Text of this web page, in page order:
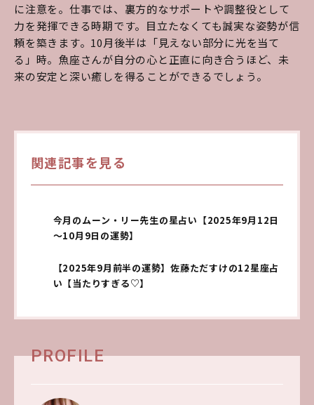
に注意を。仕事では、裏方的なサポートや調整役として
力を発揮できる時期です。目立たなくても誠実な姿勢が信
頼を築きます。10月後半は「見えない部分に光を当て
る」時。魚座さんが自分の心と正直に向き合うほど、未
来の安定と深い癒しを得ることができるでしょう。
関連記事を見る
今月のムーン・リー先生の星占い【2025年9月12日
～10月9日の運勢】
【2025年9月前半の運勢】佐藤ただすけの12星座占
い【当たりすぎる♡】
PROFILE